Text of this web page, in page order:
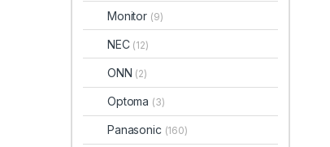
Monitor (9)
NEC (12)
ONN (2)
Optoma (3)
Panasonic (160)